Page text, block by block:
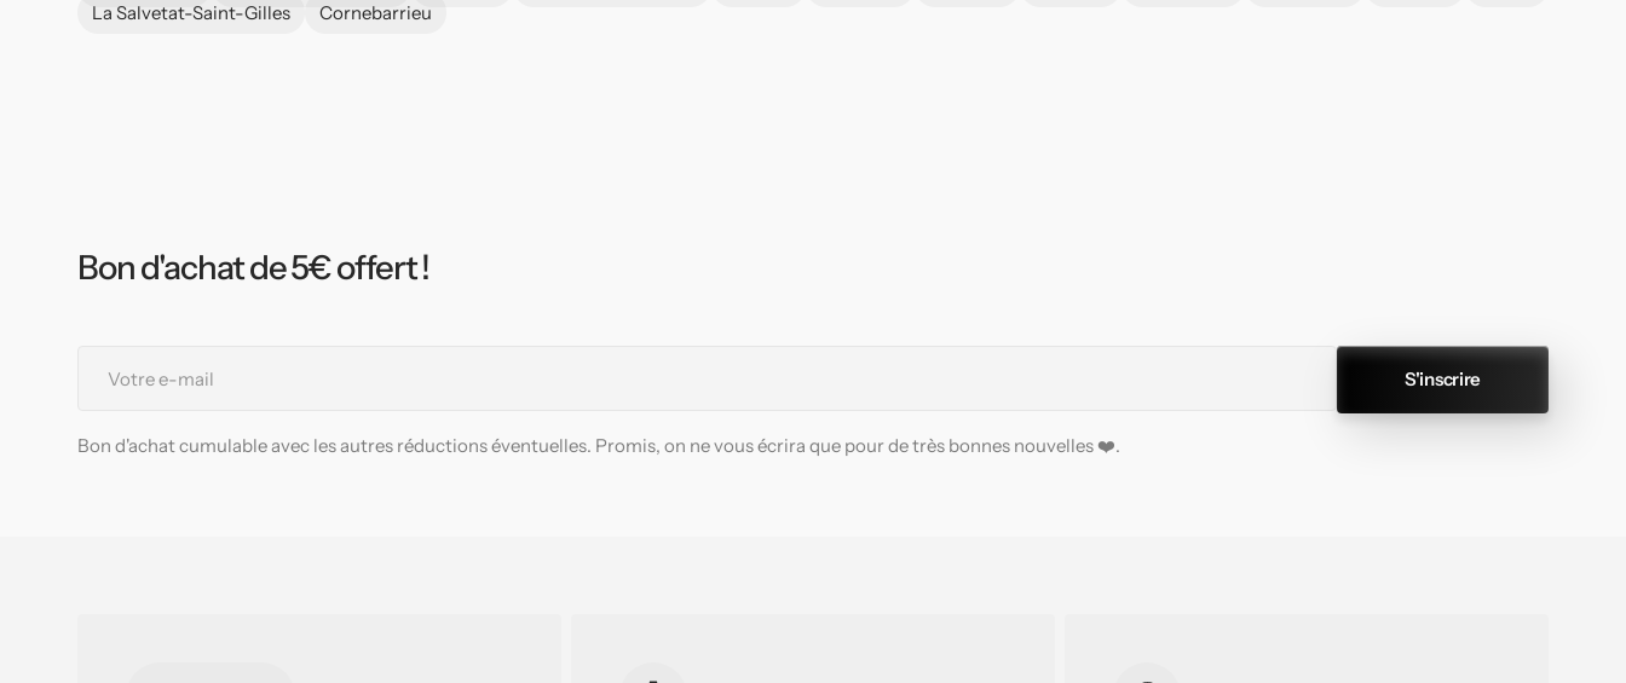
La Salvetat-Saint-Gilles
Cornebarrieu
Bon d'achat de 5€ offert !
S'inscrire
Bon d'achat cumulable avec les autres réductions éventuelles. Promis, on ne vous écrira que pour de très bonnes nouvelles ❤️.